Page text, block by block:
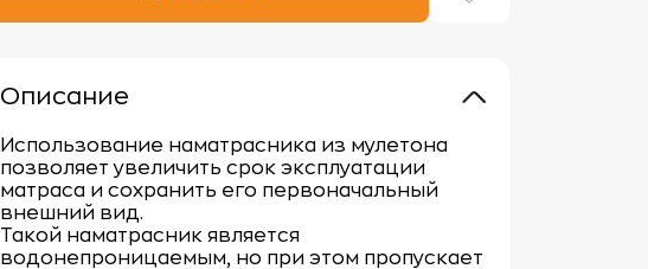
Описание
Использование наматрасника из мулетона
позволяет увеличить срок эксплуатации
матраса и сохранить его первоначальный
внешний вид.
Такой наматрасник является
водонепроницаемым, но при этом пропускает